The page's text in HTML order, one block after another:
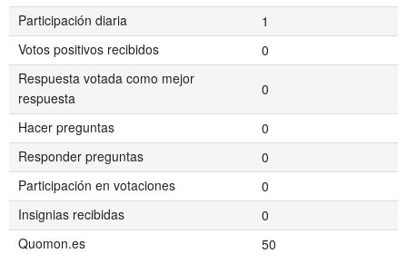
Participación diaria
1
Votos positivos recibidos
0
Respuesta votada como mejor
respuesta
0
Hacer preguntas
0
Responder preguntas
0
Participación en votaciones
0
Insignias recibidas
0
Quomon.es
50